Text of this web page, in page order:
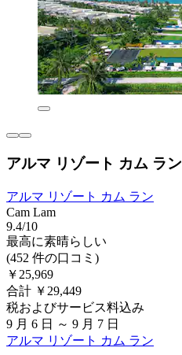
アルマ リゾート カム ラン
アルマ リゾート カム ラン
Cam Lam
9.4/10
最高に素晴らしい
(452 件の口コミ)
￥25,969
合計 ￥29,449
税およびサービス料込み
9 月 6 日 ～ 9 月 7 日
アルマ リゾート カム ラン